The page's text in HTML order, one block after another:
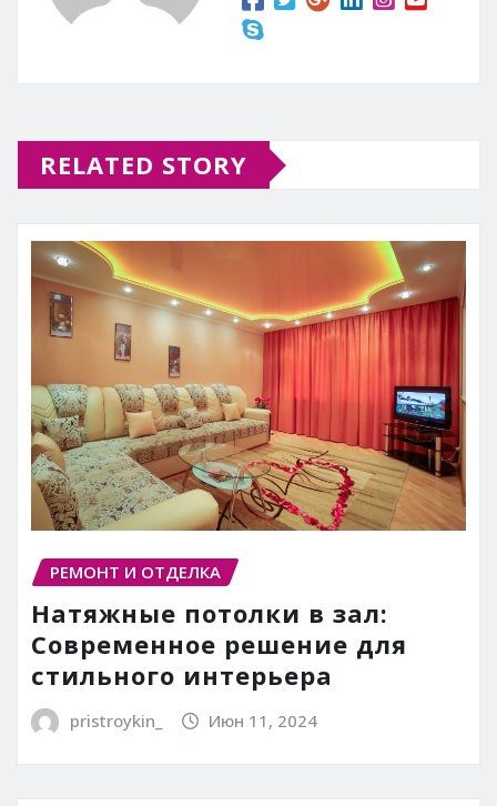
RELATED STORY
РЕМОНТ И ОТДЕЛКА
Натяжные потолки в зал:
Современное решение для
стильного интерьера
pristroykin_ Июн 11, 2024